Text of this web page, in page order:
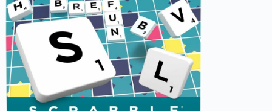
    soup = BeautifulSoup(page,features=
    span = soup.find(
"span" , {
    mots=span.string.strip()
    lesmots=mots.split(
" " )
for l in lesmots:
        fichier.write(l+
"\n"
print
("|" ,end= "" )
    totalmot+=
len(lesmots)